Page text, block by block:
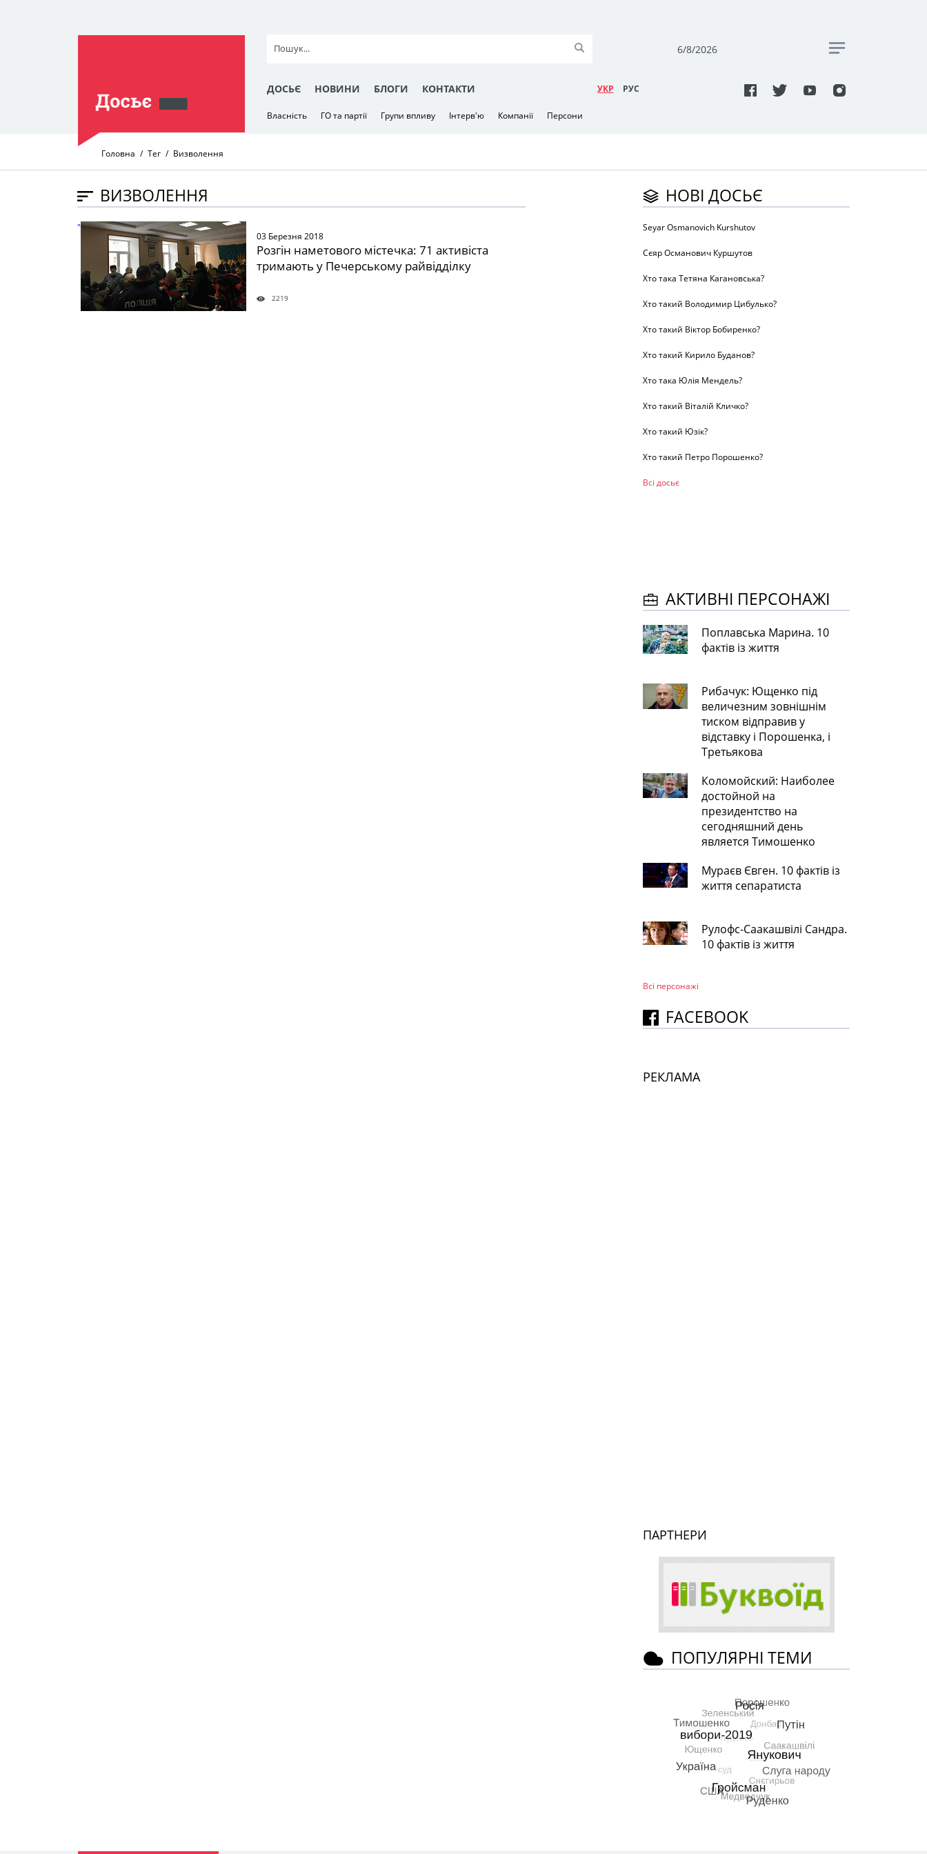
6/8/2026
ДОСЬЄ НОВИНИ БЛОГИ КОНТАКТИ УКР РУC
Власність ГО та партії Групи впливу Інтерв'ю Компанії Персони
Головна Тег Визволення
ВИЗВОЛЕННЯ
" />
03 Березня 2018
Розгін наметового містечка: 71 активіста
тримають у Печерському райвідділку
2219
НОВІ ДОСЬЄ
Seyar Osmanovich Kurshutov
Сєяр Османович Куршутов
Хто така Тетяна Кагановська?
Хто такий Володимир Цибулько?
Хто такий Віктор Бобиренко?
Хто такий Кирило Буданов?
Хто така Юлія Мендель?
Хто такий Віталій Кличко?
Хто такий Юзік?
Хто такий Петро Порошенко?
Всі досьє
АКТИВНІ ПЕРСОНАЖІ
Поплавська Марина. 10
фактів із життя
Рибачук: Ющенко під
величезним зовнішнім
тиском відправив у
відставку і Порошенка, і
Третьякова
Коломойский: Наиболее
достойной на
президентство на
сегодняшний день
является Тимошенко
Мураєв Євген. 10 фактів із
життя сепаратиста
Рулофс-Саакашвілі Сандра.
10 фактів із життя
Всі персонажi
FACEBOOK
РЕКЛАМА
ПАРТНЕРИ
ПОПУЛЯРНІ ТЕМИ